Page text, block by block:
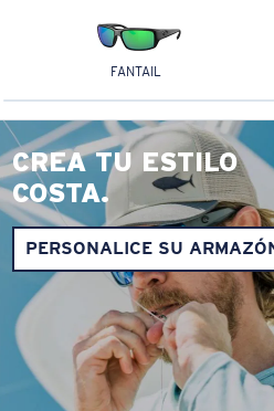
FANTAIL
CREA TU ESTILO
COSTA.
PERSONALICE SU